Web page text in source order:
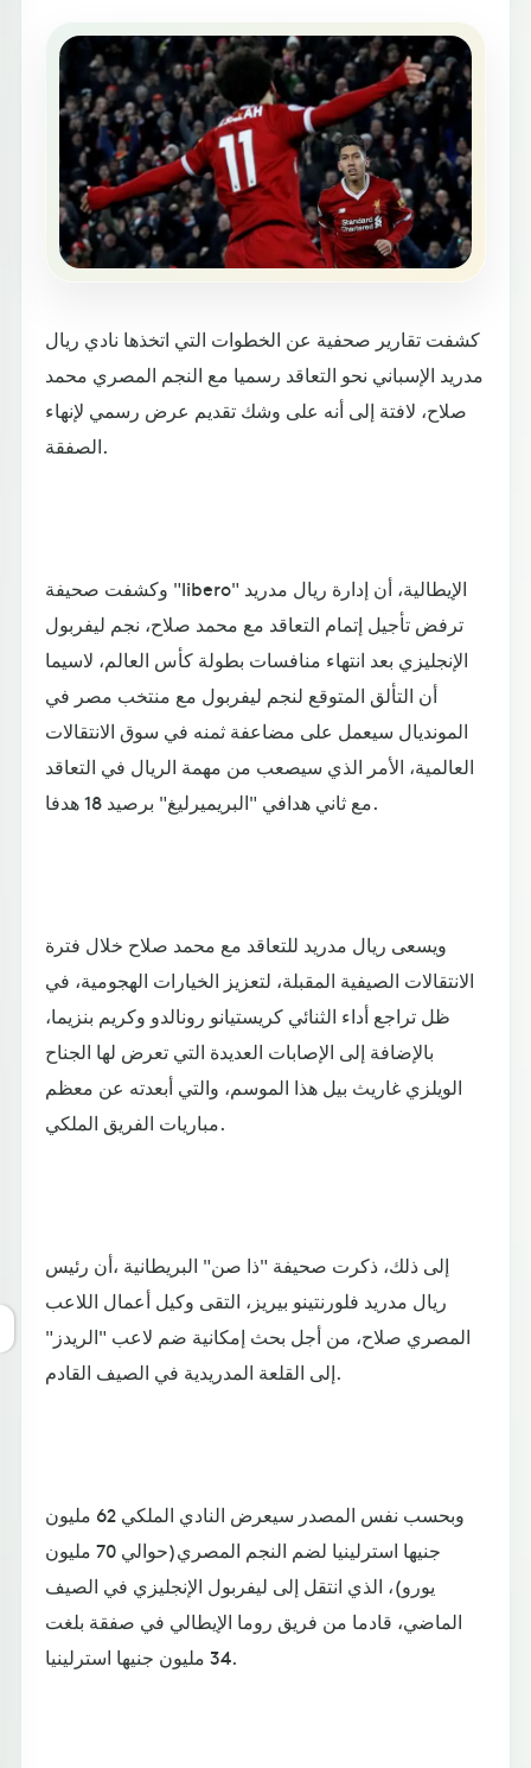
كشفت تقارير صحفية عن الخطوات التي اتخذها نادي ريال
مدريد الإسباني نحو التعاقد رسميا مع النجم المصري محمد
صلاح، لافتة إلى أنه على وشك تقديم عرض رسمي لإنهاء
الصفقة.
وكشفت صحيفة "libero" الإيطالية، أن إدارة ريال مدريد
ترفض تأجيل إتمام التعاقد مع محمد صلاح، نجم ليفربول
الإنجليزي بعد انتهاء منافسات بطولة كأس العالم، لاسيما
أن التألق المتوقع لنجم ليفربول مع منتخب مصر في
المونديال سيعمل على مضاعفة ثمنه في سوق الانتقالات
العالمية، الأمر الذي سيصعب من مهمة الريال في التعاقد
مع ثاني هدافي "البريميرليغ" برصيد 18 هدفا.
ويسعى ريال مدريد للتعاقد مع محمد صلاح خلال فترة
الانتقالات الصيفية المقبلة، لتعزيز الخيارات الهجومية، في
ظل تراجع أداء الثنائي كريستيانو رونالدو وكريم بنزيما،
بالإضافة إلى الإصابات العديدة التي تعرض لها الجناح
الويلزي غاريث بيل هذا الموسم، والتي أبعدته عن معظم
مباريات الفريق الملكي.
إلى ذلك، ذكرت صحيفة "ذا صن" البريطانية ،أن رئيس
ريال مدريد فلورنتينو بيريز، التقى وكيل أعمال اللاعب
المصري صلاح، من أجل بحث إمكانية ضم لاعب "الريدز"
إلى القلعة المدريدية في الصيف القادم.
وبحسب نفس المصدر سيعرض النادي الملكي 62 مليون
جنيها استرلينيا لضم النجم المصري(حوالي 70 مليون
يورو)، الذي انتقل إلى ليفربول الإنجليزي في الصيف
الماضي، قادما من فريق روما الإيطالي في صفقة بلغت
34 مليون جنيها استرلينيا.